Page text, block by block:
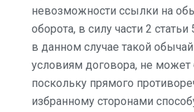
невозможности ссылки на
оборота, в силу части 2
в данном случае такой
условиям договора, не может
поскольку прямого
избранному сторонами